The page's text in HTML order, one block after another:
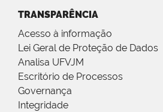
TRANSPARÊNCIA
Acesso à informação
Lei Geral de Proteção de Dados
Analisa UFVJM
Escritório de Processos
Governança
Integridade